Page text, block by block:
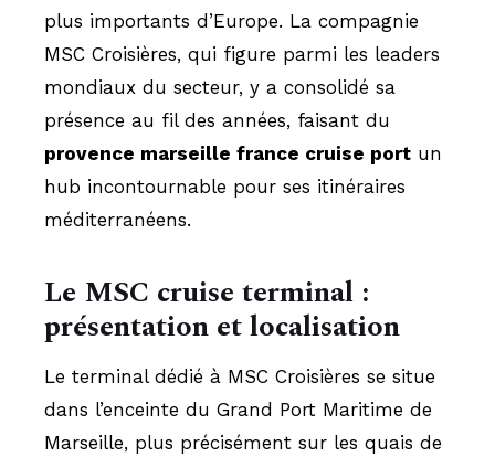
plus importants d’Europe. La compagnie
MSC Croisières, qui figure parmi les leaders
mondiaux du secteur, y a consolidé sa
présence au fil des années, faisant du
provence marseille france cruise port un
hub incontournable pour ses itinéraires
méditerranéens.
Le MSC cruise terminal :
présentation et localisation
Le terminal dédié à MSC Croisières se situe
dans l’enceinte du Grand Port Maritime de
Marseille, plus précisément sur les quais de